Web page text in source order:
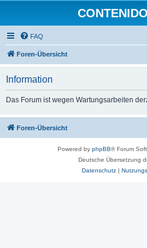
FAQ
Foren-Übersicht
Information
Das Forum ist wegen Wartungsarbeiten
Foren-Übersicht
Powered by phpBB® Forum
Deutsche Übersetzung
Datenschutz|